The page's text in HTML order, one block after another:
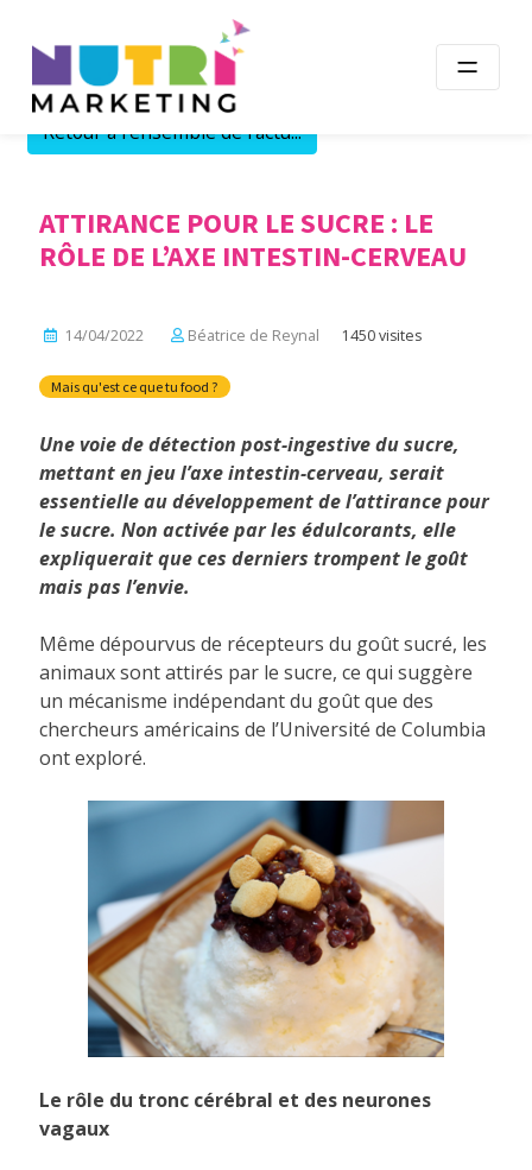
Retour à l'ensemble de l'actu...
ATTIRANCE POUR LE SUCRE : LE
RÔLE DE L’AXE INTESTIN-CERVEAU
14/04/2022 Béatrice de Reynal 1450 visites
Mais qu'est ce que tu food ?
Une voie de détection post-ingestive du sucre,
mettant en jeu l’axe intestin-cerveau, serait
essentielle au développement de l’attirance pour
le sucre. Non activée par les édulcorants, elle
expliquerait que ces derniers trompent le goût
mais pas l’envie.
Même dépourvus de récepteurs du goût sucré, les
animaux sont attirés par le sucre, ce qui suggère
un mécanisme indépendant du goût que des
chercheurs américains de l’Université de Columbia
ont exploré.
Le rôle du tronc cérébral et des neurones
vagaux